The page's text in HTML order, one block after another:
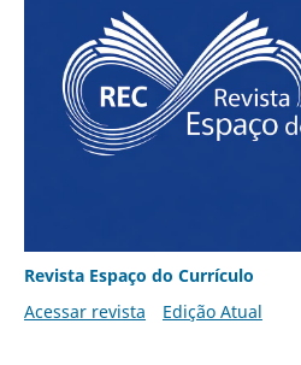
Revista Espaço do Currículo
Acessar revista
Edição Atual